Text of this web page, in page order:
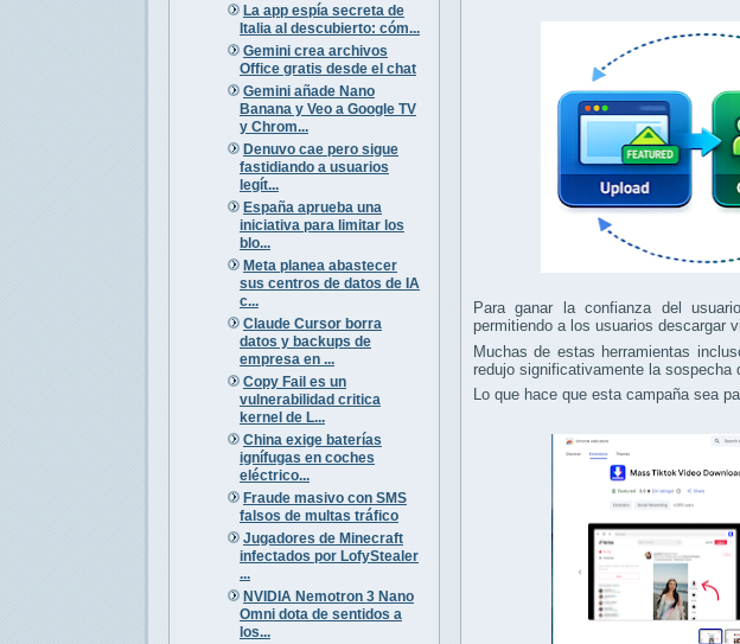
La app espía secreta de
Italia al descubierto: cóm...
Gemini crea archivos
Office gratis desde el chat
Gemini añade Nano
Banana y Veo a Google TV
y Chrom...
Denuvo cae pero sigue
fastidiando a usuarios
legít...
España aprueba una
iniciativa para limitar los
blo...
Meta planea abastecer
sus centros de datos de IA
c...
Claude Cursor borra
datos y backups de
empresa en ...
Copy Fail es un
vulnerabilidad critica
kernel de L...
China exige baterías
ignífugas en coches
eléctrico...
Fraude masivo con SMS
falsos de multas tráfico
Jugadores de Minecraft
infectados por LofyStealer
...
NVIDIA Nemotron 3 Nano
Omni dota de sentidos a
los...
Para ganar la confianza del
permitiendo a los usuarios descargar
Muchas de estas herramientas
redujo significativamente la sospecha
Lo que hace que esta campaña sea